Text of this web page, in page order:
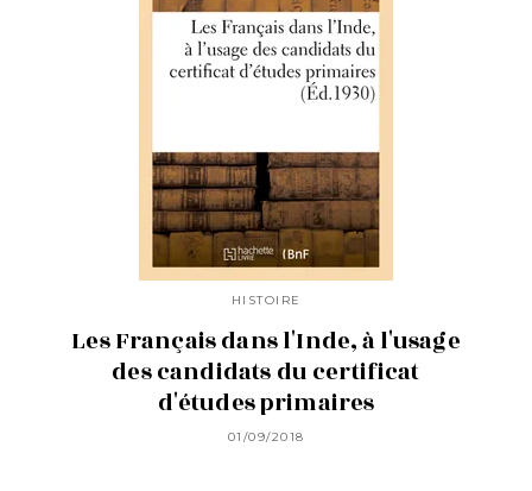
HISTOIRE
Les Français dans l'Inde, à l'usage
des candidats du certificat
d'études primaires
01/09/2018